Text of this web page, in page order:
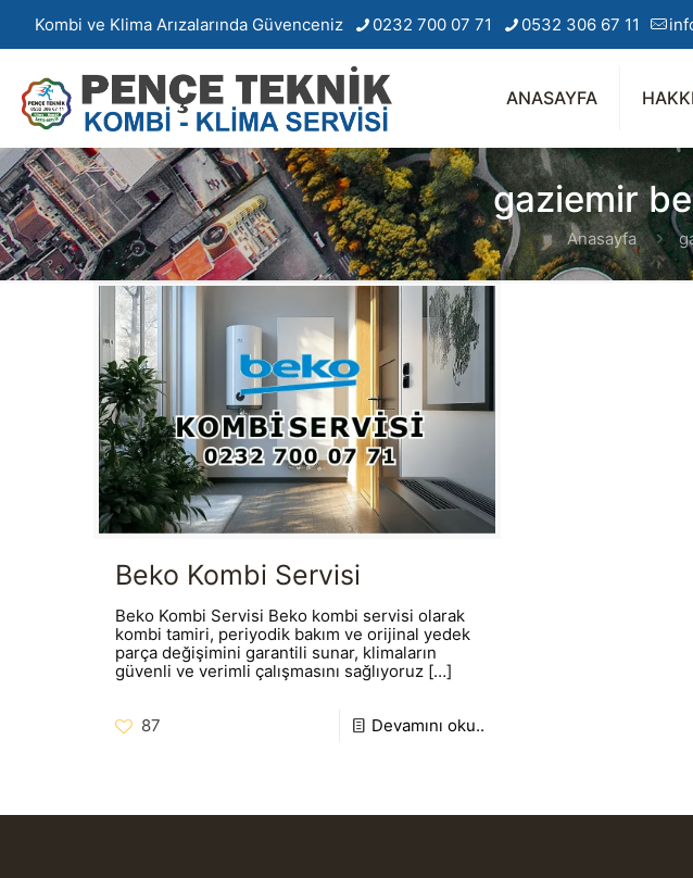
Kombi ve Klima Arızalarında Güvenceniz 0232 700 07 71 0532 306 67 11
ANASAYFA
gaziemir
Anasayfa
Beko Kombi Servisi
Beko Kombi Servisi Beko kombi servisi olarak
kombi tamiri, periyodik bakım ve orijinal yedek
parça değişimini garantili sunar, klimaların
güvenli ve verimli çalışmasını sağlıyoruz[…]
87 Devamını oku..